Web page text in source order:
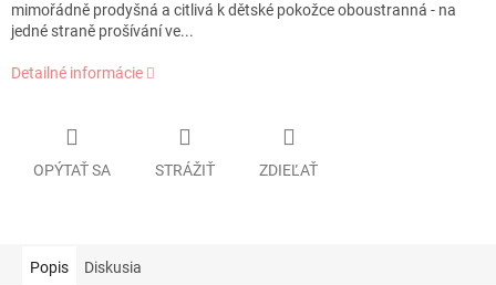
mimořádně prodyšná a citlivá k dětské pokožce oboustranná - na
jedné straně prošívání ve...
Detailné informácie
OPÝTAŤ SA STRÁŽIŤ ZDIEĽAŤ
Popis Diskusia